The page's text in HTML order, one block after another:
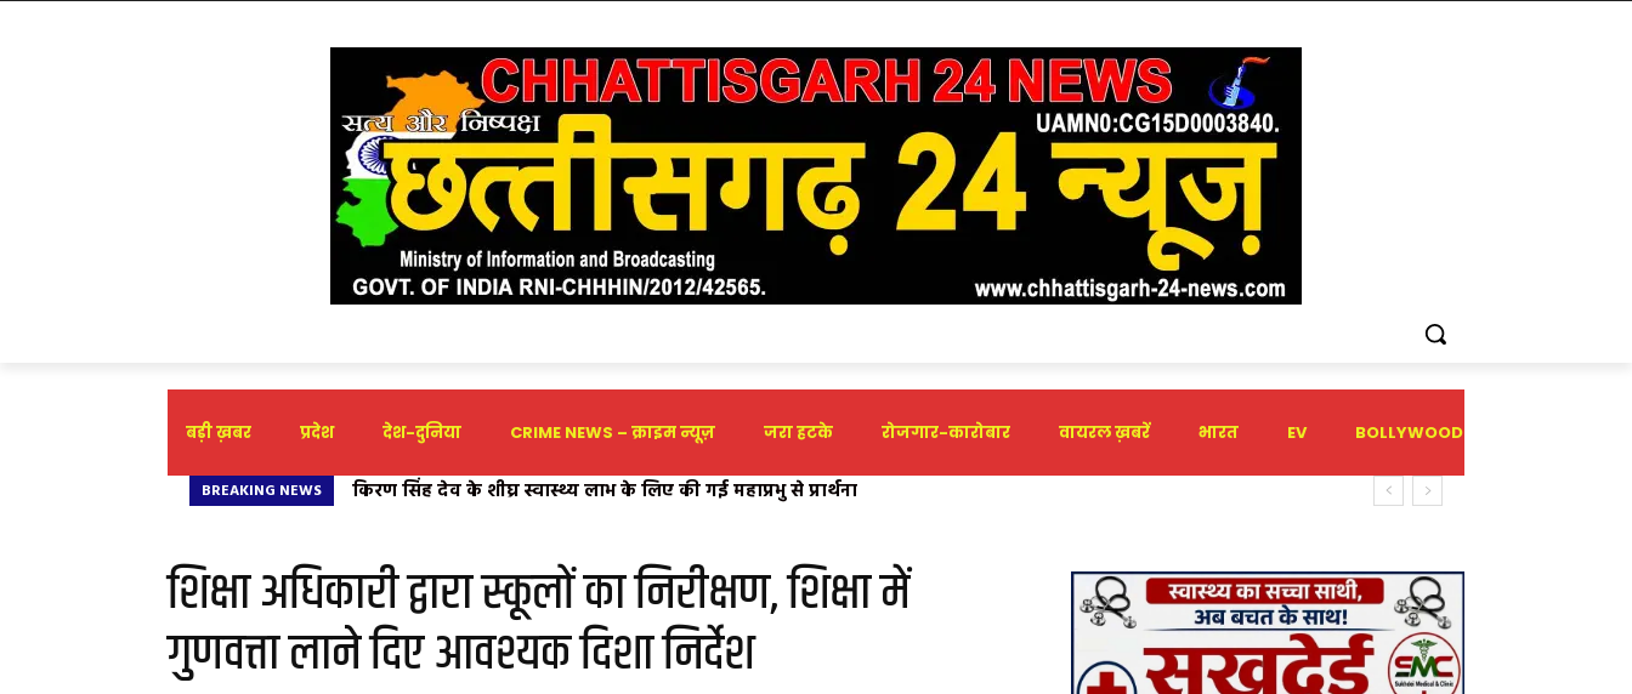
बड़ी ख़बर प्रदेश देश-दुनिया CRIME NEWS – क्राइम न्यूज़ जरा हटके रोजगार-कारोबार वायरल ख़बरें भारत EV BOLLYWOOD
BREAKING NEWS किरण सिंह देव के शीघ्र स्वास्थ्य लाभ के लिए की गई महाप्रभु से प्रार्थना
शिक्षा अधिकारी द्वारा स्कूलों का निरीक्षण, शिक्षा में
गुणवत्ता लाने दिए आवश्यक दिशा निर्देश